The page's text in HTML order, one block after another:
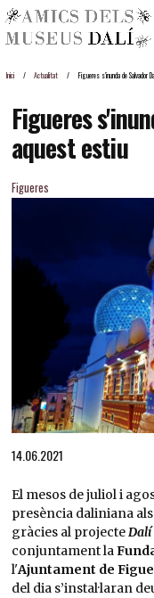
Inici Actualitat Figueres s'inunda de Salvador
Figueres
aquest estiu
Figueres
14.06.2021
El mesos de juliol i
presència daliniana
gràcies al projecteDalí
conjuntament la
l'Ajuntament de
del dia s’instal·laran